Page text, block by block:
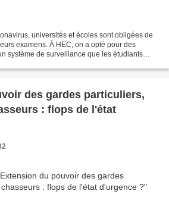
universités et écoles sont obligées de
examens. À HEC, on a opté pour des
système de surveillance que les étudiants
des gardes particuliers,
: flops de l'état